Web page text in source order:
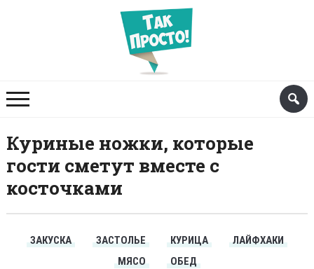
Куриные ножки, которые
гости сметут вместе с
косточками
ЗАКУСКА ЗАСТОЛЬЕ КУРИЦА
ЛАЙФХАКИ
МЯСО
ОБЕД